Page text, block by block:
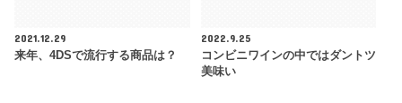
2021.12.29
来年、4DSで流行する商品は？
2022.9.25
コンビニワインの中ではダントツ
美味い